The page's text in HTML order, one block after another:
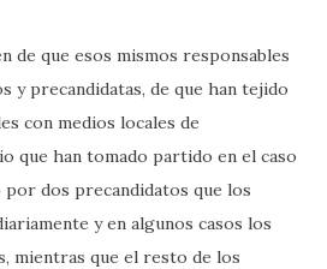
de que esos mismos responsables
y precandidatas, de que han tejido
con medios locales de
que han tomado partido en el caso
por dos precandidatos que los
y en algunos casos los
mientras que el resto de los